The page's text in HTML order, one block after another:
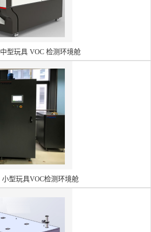
中型玩具 VOC 检测环境舱
小型玩具VOC检测环境舱